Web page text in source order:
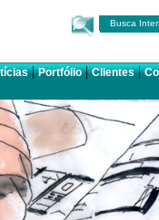
Busca
|Portfólio|Clientes|